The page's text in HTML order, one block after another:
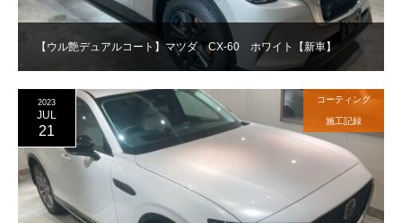
【ウル艶デュアルコート】マツダ CX-60 ホワイト【新車】
2023
JUL
21
コーティング
施工記録